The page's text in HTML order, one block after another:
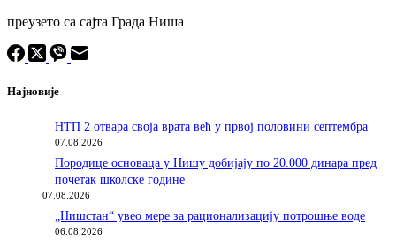
преузето са сајта Града Ниша
Најновије
НТП 2 отвара своја врата већ у првој половини септембра
07.08.2026
Породицe основаца у Нишу добијају по 20.000 динара пред
почетак школске године
07.08.2026
„Нишстан“ увео мере за рационализацију потрошње воде
06.08.2026